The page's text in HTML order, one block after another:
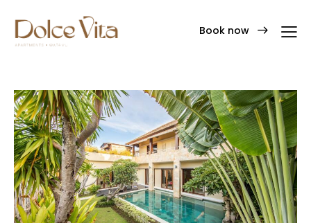
Book now